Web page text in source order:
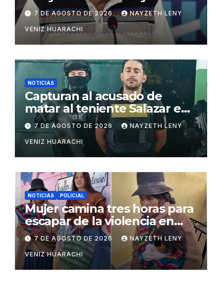
7 DE AGOSTO DE 2026 NAYZETH LENY
VENIZ HUARACHI
NOTICIAS
Capturan al acusado de
matar al teniente Salazar en
San Matías
7 DE AGOSTO DE 2026 NAYZETH LENY
VENIZ HUARACHI
NOTICIAS POLICIAL
Mujer camina tres horas para
escapar de la violencia en
Potosí
7 DE AGOSTO DE 2026 NAYZETH LENY
VENIZ HUARACHI